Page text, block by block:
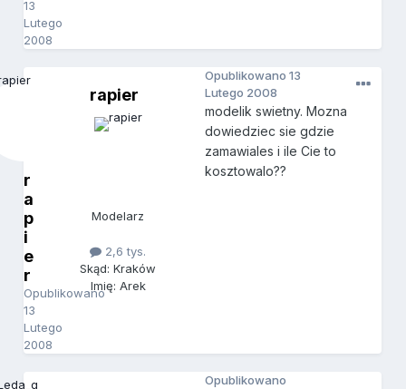
13
Lutego
2008
r
a
p
i
e
r
Opublikowano
13
Lutego
2008
rapier
Modelarz
2,6 tys.
Skąd: Kraków
Imię: Arek
Opublikowano13
Lutego 2008
modelik swietny. Mozna
dowiedziec sie gdzie
zamawiales i ile Cie to
kosztowalo??
Opublikowano